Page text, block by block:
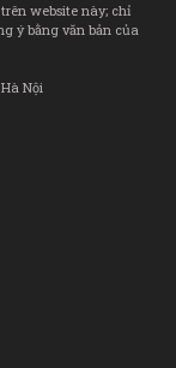
website này; chỉ
ý bằng văn bản của
Nội